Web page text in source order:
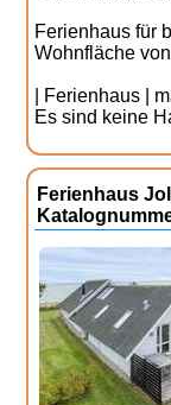
Ferienhaus für
Wohnfläche
| Ferienhaus |
Es sind keine
Ferienhaus